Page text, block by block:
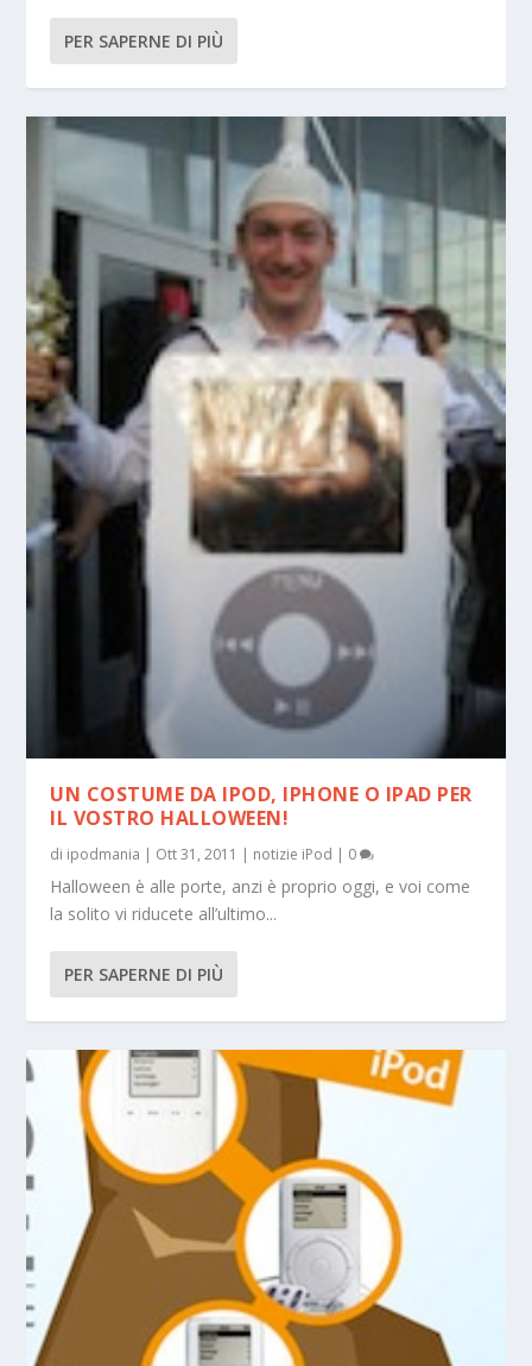
PER SAPERNE DI PIÙ
UN COSTUME DA IPOD, IPHONE O IPAD PER
IL VOSTRO HALLOWEEN!
di ipodmania | Ott 31, 2011 | notizie iPod | 0
Halloween è alle porte, anzi è proprio oggi, e voi come
la solito vi riducete all’ultimo...
PER SAPERNE DI PIÙ